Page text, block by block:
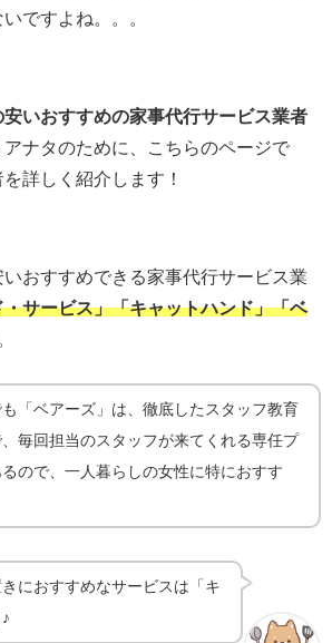
ですよね。。。
安いおすすめの家事代行サービス業者
アナタのために、こちらのページで
詳しく紹介します！
おすすめできる家事代行サービス業
サービス」「キャットハンド」「ベ
も「ベアーズ」は、徹底したスタッフ教育
毎回担当のスタッフが来てくれる専任プ
ので 、一人暮らしの女性に特におすす
におすすめなサービスは「キ